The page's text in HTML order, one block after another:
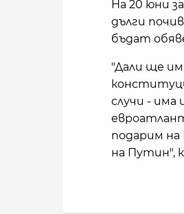
На 20 юни
дълги
бъдат
"Дали ще
случи - има
подарим на
на Путин",